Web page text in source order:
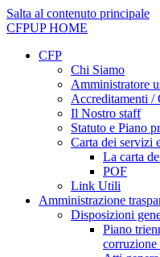
Salta al contenuto principale
CFPUPHOME
CFP
Chi Siamo
Amministratore
Accreditamenti /
Il Nostro staff
Statuto e Piano
Carta dei servizi
La carta
POF
Link Utili
Amministrazione
Disposizioni
Piano
corruzione